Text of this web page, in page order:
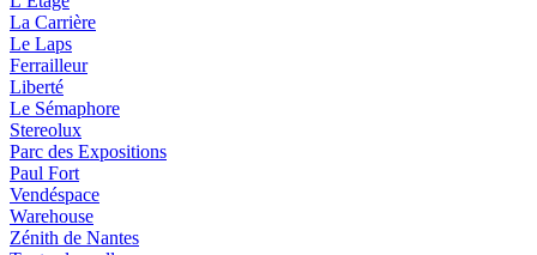
La Carrière
Le Laps
Ferrailleur
Liberté
Le Sémaphore
Stereolux
Parc des Expositions
Paul Fort
Vendéspace
Warehouse
Zénith de Nantes